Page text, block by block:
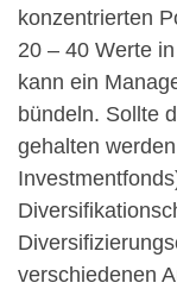
konzentrierten
20 – 40 Werte
kann ein
bündeln. Sollte
gehalten
verschiedenen